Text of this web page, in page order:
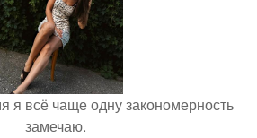
я всё чаще одну закономерность
замечаю.